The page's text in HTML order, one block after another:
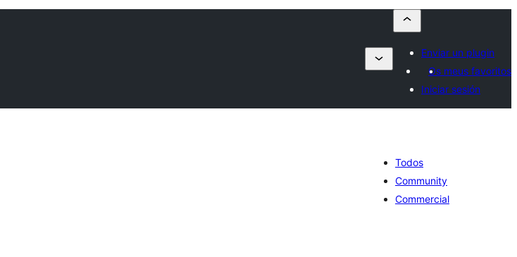
Enviar un plugin
Os meus favoritos
Iniciar sesión
Todos
Community
Commercial